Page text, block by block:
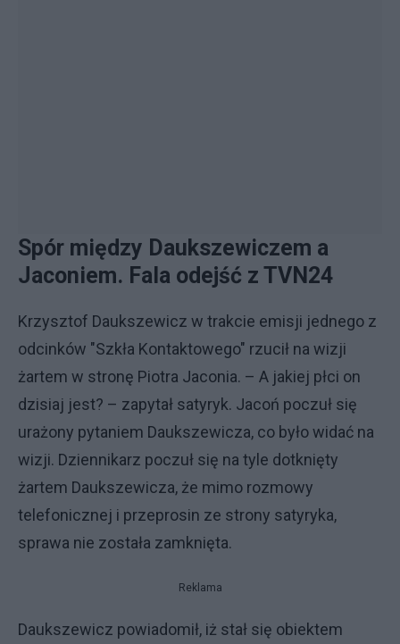
Spór między Daukszewiczem a
Jaconiem. Fala odejść z TVN24
Krzysztof Daukszewicz w trakcie emisji jednego z
odcinków "Szkła Kontaktowego" rzucił na wizji
żartem w stronę Piotra Jaconia. – A jakiej płci on
dzisiaj jest? – zapytał satyryk. Jacoń poczuł się
urażony pytaniem Daukszewicza, co było widać na
wizji. Dziennikarz poczuł się na tyle dotknięty
żartem Daukszewicza, że mimo rozmowy
telefonicznej i przeprosin ze strony satyryka,
sprawa nie została zamknięta.
Reklama
Daukszewicz powiadomił, iż stał się obiektem